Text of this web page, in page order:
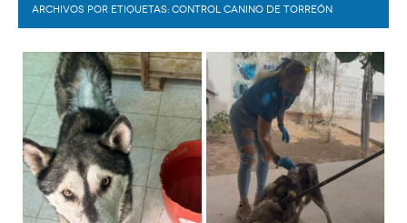
LERDO
DEPORTES
EXA
EL EXACTO
EXA INFORMA
GLOBO
CONTEXTOS
TRAYECTO LAGUNA
DIÁLOGOS CON LA HISTORIA
TWEETS AND BEATS
COLABORADORES
PC29
ACTUALIDADES GREM
ARCHIVOS POR ETIQUETAS: CONTROL CANINO DE TORREÓN